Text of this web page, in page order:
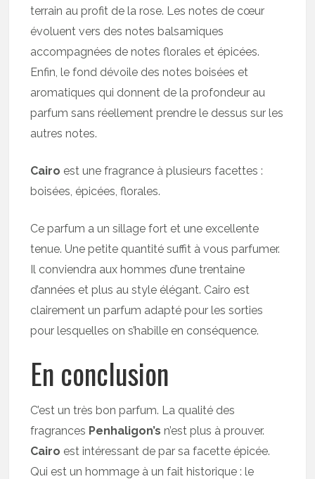
terrain au profit de la rose. Les notes de cœur
évoluent vers des notes balsamiques
accompagnées de notes florales et épicées.
Enfin, le fond dévoile des notes boisées et
aromatiques qui donnent de la profondeur au
parfum sans réellement prendre le dessus sur les
autres notes.
Cairo est une fragrance à plusieurs facettes :
boisées, épicées, florales.
Ce parfum a un sillage fort et une excellente
tenue. Une petite quantité suffit à vous parfumer.
Il conviendra aux hommes d’une trentaine
d’années et plus au style élégant. Cairo est
clairement un parfum adapté pour les sorties
pour lesquelles on s’habille en conséquence.
En conclusion
C’est un très bon parfum. La qualité des
fragrances Penhaligon’s n’est plus à prouver.
Cairo est intéressant de par sa facette épicée.
Qui est un hommage à un fait historique : le